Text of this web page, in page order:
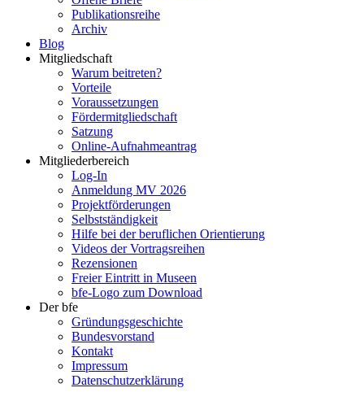
Publikationsreihe
Archiv
Blog
Mitgliedschaft
Warum beitreten?
Vorteile
Voraussetzungen
Fördermitgliedschaft
Satzung
Online-Aufnahmeantrag
Mitgliederbereich
Log-In
Anmeldung MV 2026
Projektförderungen
Selbstständigkeit
Hilfe bei der beruflichen Orientierung
Videos der Vortragsreihen
Rezensionen
Freier Eintritt in Museen
bfe-Logo zum Download
Der bfe
Gründungsgeschichte
Bundesvorstand
Kontakt
Impressum
Datenschutzerklärung